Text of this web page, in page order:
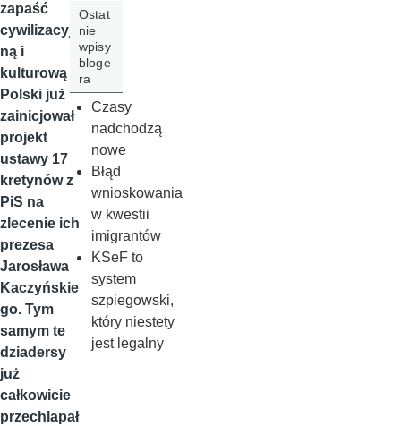
zapaść
cywilizacyj
ną i
kulturową
Polski już
zainicjował
projekt
ustawy 17
kretynów z
PiS na
zlecenie ich
prezesa
Jarosława
Kaczyńskie
go. Tym
samym te
dziadersy
już
całkowicie
przechlapał
Ostat
nie
wpisy
bloge
ra
Czasy
nadchodzą
nowe
Błąd
wnioskowania
w kwestii
imigrantów
KSeF to
system
szpiegowski,
który niestety
jest legalny